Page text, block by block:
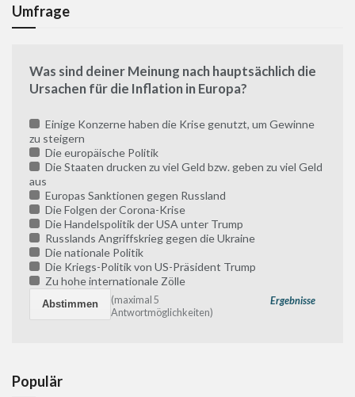
Umfrage
Was sind deiner Meinung nach hauptsächlich die
Ursachen für die Inflation in Europa?
Einige Konzerne haben die Krise genutzt, um Gewinne
zu steigern
Die europäische Politik
Die Staaten drucken zu viel Geld bzw. geben zu viel Geld
aus
Europas Sanktionen gegen Russland
Die Folgen der Corona-Krise
Die Handelspolitik der USA unter Trump
Russlands Angriffskrieg gegen die Ukraine
Die nationale Politik
Die Kriegs-Politik von US-Präsident Trump
Zu hohe internationale Zölle
Ergebnisse
(maximal 5
Antwortmöglichkeiten)
Populär